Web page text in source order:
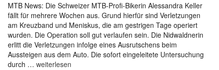
MTB News: Die Schweizer MTB-Profi-Bikerin Alessandra Keller
fällt für mehrere Wochen aus. Grund hierfür sind Verletzungen
am Kreuzband und Meniskus, die am gestrigen Tage operiert
wurden. Die Operation soll gut verlaufen sein. Die Nidwaldnerin
erlitt die Verletzungen infolge eines Ausrutschens beim
Aussteigen aus dem Auto. Die sofort eingeleitete Untersuchung
durch … weiterlesen